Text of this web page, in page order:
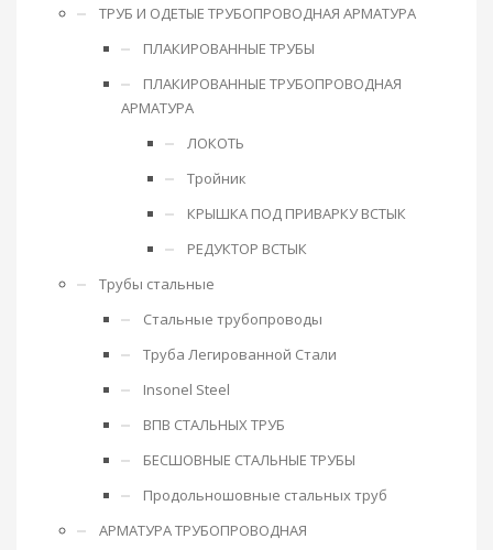
ТРУБ И ОДЕТЫЕ ТРУБОПРОВОДНАЯ АРМАТУРА
ПЛАКИРОВАННЫЕ ТРУБЫ
ПЛАКИРОВАННЫЕ ТРУБОПРОВОДНАЯ
АРМАТУРА
ЛОКОТЬ
Тройник
КРЫШКА ПОД ПРИВАРКУ ВСТЫК
РЕДУКТОР ВСТЫК
Трубы стальные
Стальные трубопроводы
Труба Легированной Стали
Insonel Steel
ВПВ СТАЛЬНЫХ ТРУБ
БЕСШОВНЫЕ СТАЛЬНЫЕ ТРУБЫ
Продольношовные стальных труб
АРМАТУРА ТРУБОПРОВОДНАЯ